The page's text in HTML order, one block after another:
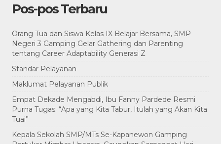
Pos-pos Terbaru
Orang Tua dan Siswa Kelas IX Belajar Bersama, SMP
Negeri 3 Gamping Gelar Gathering dan Parenting
tentang Career Adaptability Generasi Z
Standar Pelayanan
Maklumat Pelayanan Publik
Empat Dekade Mengabdi, Ibu Fanny Pardede Resmi
Purna Tugas: “Apa yang Kita Tabur, Itulah yang Akan Kita
Tuai”
Kepala Sekolah SMP/MTs Se-Kapanewon Gamping